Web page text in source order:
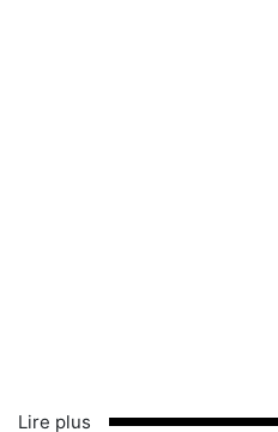
Lire plus